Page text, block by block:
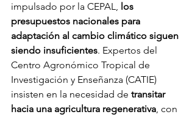
impulsado por la CEPAL, los
presupuestos nacionales para
adaptación al cambio climático siguen
siendo insuficientes. Expertos del
Centro Agronómico Tropical de
Investigación y Enseñanza (CATIE)
insisten en la necesidad de transitar
hacia una agricultura regenerativa, con